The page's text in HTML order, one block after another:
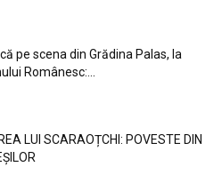
pe scena din Grădina Palas, la
Românesc:...
LUI SCARAOȚCHI: POVESTE DIN